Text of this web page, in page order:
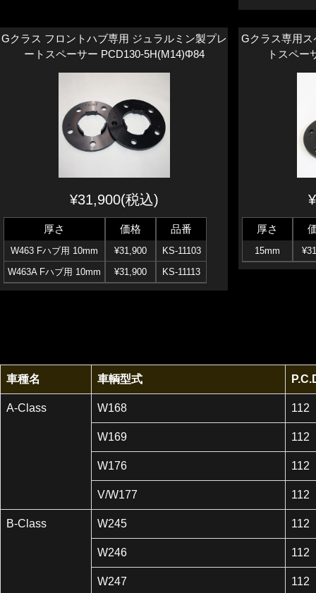
Gクラス フロントハブ専用 ジュラルミン製プレ
ートスペーサー PCD130-5H(M14)Φ84
¥31,900(税込)
厚さ
W463 Fハブ用 10mm
W463A Fハブ用 10mm
価格
¥31,900
¥31,900
品番
KS-11103
KS-11113
Gクラス専用
トスペー
厚さ
15mm
車種名 車輌型式
A-Class W168 112
W169 112
W176 112
V/W177 112
B-Class W245 112
W246 112
W247 112